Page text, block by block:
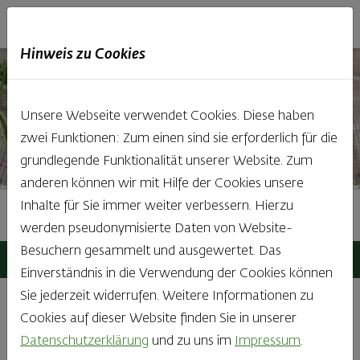
Datenschutz
Haubis Datenschutz
Datenschutzrichtlinie
Hinweis zu Cookies
Unsere Webseite verwendet Cookies. Diese haben
zwei Funktionen: Zum einen sind sie erforderlich für die
grundlegende Funktionalität unserer Website. Zum
anderen können wir mit Hilfe der Cookies unsere
Inhalte für Sie immer weiter verbessern. Hierzu
werden pseudonymisierte Daten von Website-
Besuchern gesammelt und ausgewertet. Das
Einverständnis in die Verwendung der Cookies können
Sie jederzeit widerrufen. Weitere Informationen zu
Cookies auf dieser Website finden Sie in unserer
Datenschutzerklärung und zu uns im Impressum.